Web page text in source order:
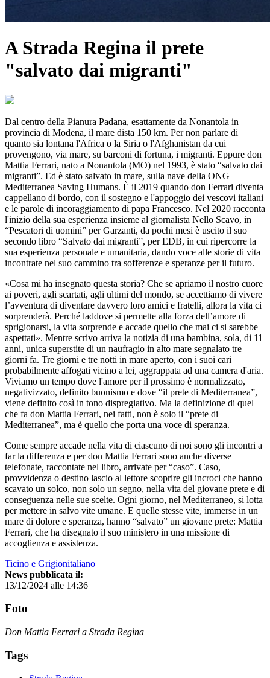
A Strada Regina il prete
"salvato dai migranti"
Dal centro della Pianura Padana, esattamente da Nonantola in
provincia di Modena, il mare dista 150 km. Per non parlare di
quanto sia lontana l'Africa o la Siria o l'Afghanistan da cui
provengono, via mare, su barconi di fortuna, i migranti. Eppure don
Mattia Ferrari, nato a Nonantola (MO) nel 1993, è stato “salvato dai
migranti”. Ed è stato salvato in mare, sulla nave della ONG
Mediterranea Saving Humans. È il 2019 quando don Ferrari diventa
cappellano di bordo, con il sostegno e l'appoggio dei vescovi italiani
e le parole di incoraggiamento di papa Francesco. Nel 2020 racconta
l'inizio della sua esperienza insieme al giornalista Nello Scavo, in
“Pescatori di uomini” per Garzanti, da pochi mesi è uscito il suo
secondo libro “Salvato dai migranti”, per EDB, in cui ripercorre la
sua esperienza personale e umanitaria, dando voce alle storie di vita
incontrate nel suo cammino tra sofferenze e speranze per il futuro.
«Cosa mi ha insegnato questa storia? Che se apriamo il nostro cuore
ai poveri, agli scartati, agli ultimi del mondo, se accettiamo di vivere
l’avventura di diventare davvero loro amici e fratelli, allora la vita ci
sorprenderà. Perché laddove si permette alla forza dell’amore di
sprigionarsi, la vita sorprende e accade quello che mai ci si sarebbe
aspettati». Mentre scrivo arriva la notizia di una bambina, sola, di 11
anni, unica superstite di un naufragio in alto mare segnalato tre
giorni fa. Tre giorni e tre notti in mare aperto, con i suoi cari
probabilmente affogati vicino a lei, aggrappata ad una camera d'aria.
Viviamo un tempo dove l'amore per il prossimo è normalizzato,
negativizzato, definito buonismo e dove “il prete di Mediterranea”,
viene definito così in tono dispregiativo. Ma la definizione di quel
che fa don Mattia Ferrari, nei fatti, non è solo il “prete di
Mediterranea”, ma è quello che porta una voce di speranza.
Come sempre accade nella vita di ciascuno di noi sono gli incontri a
far la differenza e per don Mattia Ferrari sono anche diverse
telefonate, raccontate nel libro, arrivate per “caso”. Caso,
provvidenza o destino lascio al lettore scoprire gli incroci che hanno
scavato un solco, non solo un segno, nella vita del giovane prete e di
conseguenza nelle sue scelte. Ogni giorno, nel Mediterraneo, si lotta
per mettere in salvo vite umane. E quelle stesse vite, immerse in un
mare di dolore e speranza, hanno “salvato” un giovane prete: Mattia
Ferrari, che ha disegnato il suo ministero in una missione di
accoglienza e assistenza.
Ticino e Grigionitaliano
News pubblicata il:
13/12/2024 alle 14:36
Foto
Don Mattia Ferrari a Strada Regina
Tags